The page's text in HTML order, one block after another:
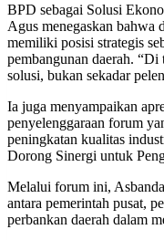
BPD sebagai Solusi
Agus menegaskan bahwa
memiliki posisi strategis
pembangunan daerah.
solusi, bukan sekadar
Ia juga menyampaikan
penyelenggaraan forum
peningkatan kualitas
Dorong Sinergi untuk
Melalui forum ini,
antara pemerintah pusat,
perbankan daerah dalam